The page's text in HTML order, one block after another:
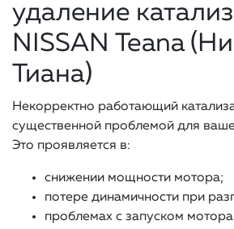
удаление
NISSAN Teana
Тиана)
Некорректно работающий
существенной проблемой для
Это проявляется в:
снижении мощности мотора;
потере динамичности при
проблемах с запуском